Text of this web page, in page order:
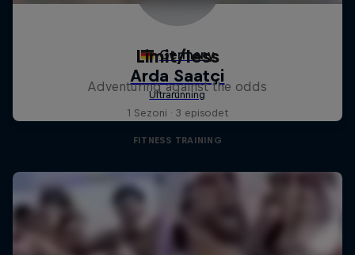
Limit/less
Adventuring against the odds
1 Sezoni · 3 episodet
FITNESS TRAINING